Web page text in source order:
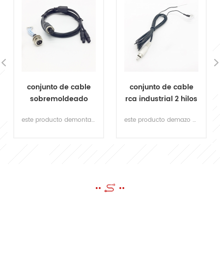
conjunto de cable
sobremoldeado
gx16 de 6 pines
este producto demontaje de cable a prueba de aguaestá diseñado para el cableado interno del calentador de agua. La apariencia cumple con el estándar crnc. contáctenos ahora para obtener sus propios diseños.
conjunto de cable
rca industrial 2 hilos
anillo
este producto demazo de cables rca con terminal de anilloEstá personalizado para el equipo industrial. hay otros cables personalizados disponibles, ¡no dude en enviarnos sus requisitos!